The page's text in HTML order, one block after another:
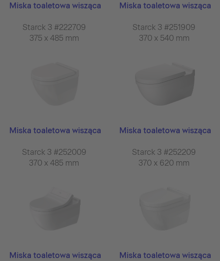
Miska toaletowa wisząca
Starck 3 #222709
375 x 485 mm
Miska toaletowa wisząca
Starck 3 #251909
370 x 540 mm
Miska toaletowa wisząca
Starck 3 #252009
370 x 485 mm
Miska toaletowa wisząca
Starck 3 #252209
370 x 620 mm
Miska toaletowa wisząca Miska toaletowa wisząca